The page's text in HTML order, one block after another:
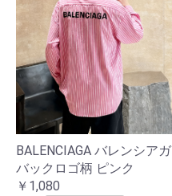
BALENCIAGA バレンシアガ
バックロゴ柄 ピンク
￥1,080